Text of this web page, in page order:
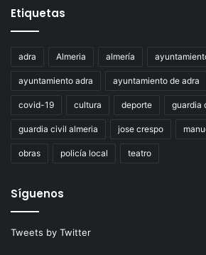
Etiquetas
adra Almeria almería
ayuntamiento adra ayuntamiento de adra
covid-19 cultura deporte guardia
guardia civil almeria jose crespo
obras policía local teatro
Síguenos
Tweets by Twitter